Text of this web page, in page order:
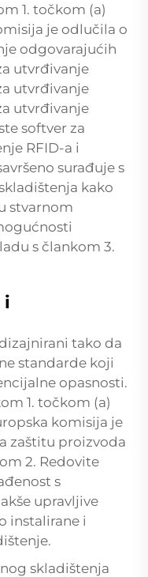
1. točkom (a)
je odlučila o
odgovarajućih
utvrđivanje
utvrđivanje
utvrđivanje
softver za
RFID-a i
surađuje s
kako
stvarnom
s člankom 3.
i
tako da
standarde koji
opasnosti.
1. točkom (a)
komisija je
zaštitu proizvoda
2. Redovite
s
upravljive
instalirane i
skladištenja